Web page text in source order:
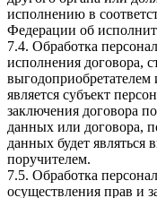
исполнению в
Федерации об
7.4. Обработка
исполнения договора,
является субъект
заключения договора
данных или договора,
данных будет являться
поручителем.
7.5. Обработка
осуществления прав и